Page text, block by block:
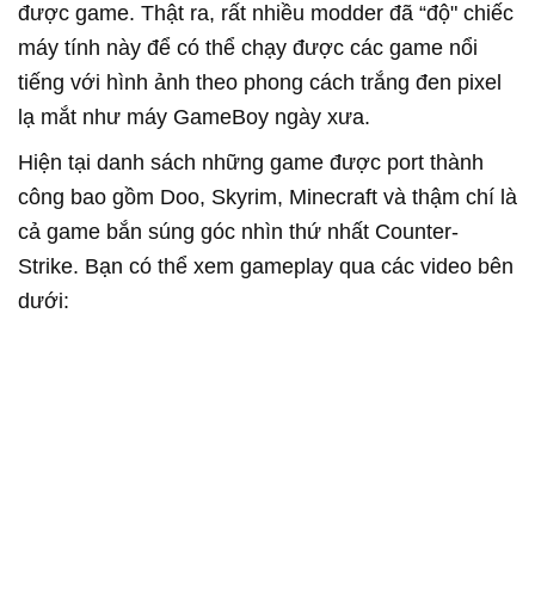
được game. Thật ra, rất nhiều modder đã “độ" chiếc
máy tính này để có thể chạy được các game nổi
tiếng với hình ảnh theo phong cách trắng đen pixel
lạ mắt như máy GameBoy ngày xưa.
Hiện tại danh sách những game được port thành
công bao gồm Doo, Skyrim, Minecraft và thậm chí là
cả game bắn súng góc nhìn thứ nhất Counter-
Strike. Bạn có thể xem gameplay qua các video bên
dưới: